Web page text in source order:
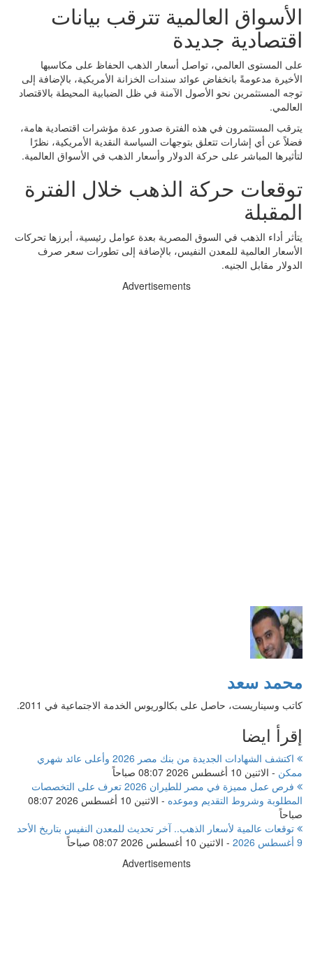
الأسواق العالمية تترقب بيانات
اقتصادية جديدة
على المستوى العالمي، تواصل أسعار الذهب الحفاظ على مكاسبها
الأخيرة مدعومةً بانخفاض عوائد سندات الخزانة الأمريكية، بالإضافة إلى
توجه المستثمرين نحو الأصول الآمنة في ظل الضبابية المحيطة بالاقتصاد
العالمي.
يترقب المستثمرون في هذه الفترة صدور عدة مؤشرات اقتصادية هامة،
فضلاً عن أي إشارات تتعلق بتوجهات السياسة النقدية الأمريكية، نظرًا
لتأثيرها المباشر على حركة الدولار وأسعار الذهب في الأسواق العالمية.
توقعات حركة الذهب خلال الفترة
المقبلة
يتأثر أداء الذهب في السوق المصرية بعدة عوامل رئيسية، أبرزها تحركات
الأسعار العالمية للمعدن النفيس، بالإضافة إلى تطورات سعر صرف
الدولار مقابل الجنيه.
Advertisements
محمد سعد
كاتب وسيناريست، حاصل على بكالوريوس الخدمة الاجتماعية في 2011.
إقرأ ايضا
اكتشف الشهادات الجديدة من بنك مصر 2026 وأعلى عائد شهري
ممكن - الاثنين 10 أغسطس 2026 08:07 صباحاً
فرص عمل مميزة في مصر للطيران 2026 تعرف على التخصصات
المطلوبة وشروط التقديم وموعده -
الاثنين 10 أغسطس 2026 08:07
صباحاً
توقعات عالمية لأسعار الذهب.. آخر تحديث للمعدن النفيس بتاريخ الأحد
9 أغسطس 2026
- الاثنين 10 أغسطس 2026 08:07 صباحاً
Advertisements